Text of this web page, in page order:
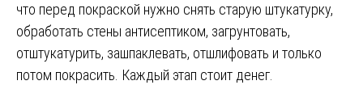
что перед покраской нужно снять старую штукатурку,
обработать стены антисептиком, загрунтовать,
отштукатурить, зашпаклевать, отшлифовать и только
потом покрасить. Каждый этап стоит денег.